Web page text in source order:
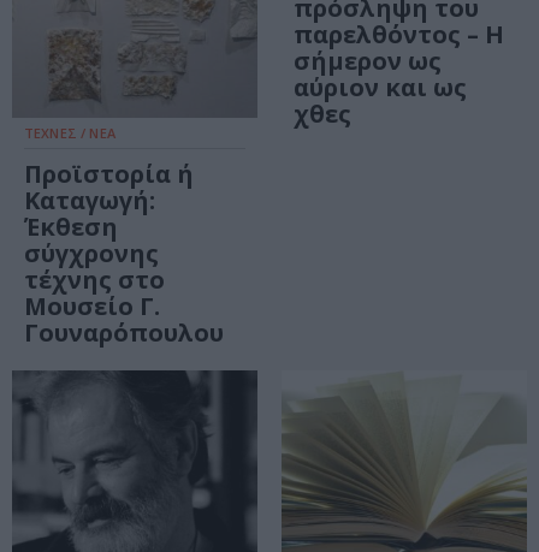
ΤΕΧΝΕΣ / ΝΕΑ
Προϊστορία ή
Καταγωγή:
Έκθεση
σύγχρονης
τέχνης στο
Μουσείο Γ.
Γουναρόπουλου
πρόσληψη του
παρελθόντος – Η
σήμερον ως
αύριον και ως
χθες